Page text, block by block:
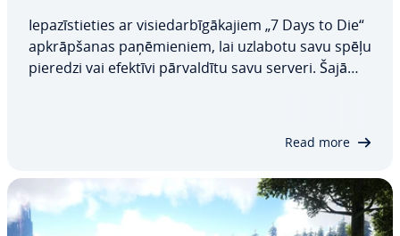
Ie­pa­zīs­tie­ties ar vi­s­ie­dar­bī­gā­ka­jiem „7 Days to Die“
ap­krāp­ša­nas pa­ņē­mie­niem, lai uzlabotu savu spēļu
pieredzi vai efektīvi pār­val­dī­tu savu serveri. Šajā
Read more